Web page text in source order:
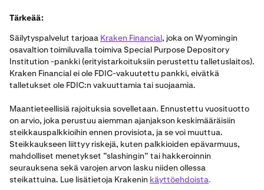
lukien kaupankäynti-, rahoitus- ja
osavaltion Division of Banking -komissaari ryhtyy
tiettyihin toimenpiteisiin asiakkaiden suojelemiseksi
(mukaan lukien likvidointimenettelyn toteuttaminen
pankin asioiden selvittämiseksi). Tällaisen menettelyn
yhteydessä säilytystilillä olevia varoja ei voi käyttää
sellaisten velkojien vaatimuksiin, jotka eivät liity asiaan,
Tärkeää:
Säilytyspalvelut tarjoaa Kraken Financial, joka on Wyomingin
osavaltion toimiluvalla toimiva Special Purpose Depository
Institution -pankki (erityistarkoituksiin perustettu talletuslaitos).
Kraken Financial ei ole FDIC-vakuutettu pankki, eivätkä
talletukset ole FDIC:n vakuuttamia tai suojaamia.
Maantieteellisiä rajoituksia sovelletaan. Ennustettu vuosituotto
on arvio, joka perustuu aiemman ajanjakson keskimääräisiin
steikkauspalkkioihin ennen provisiota, ja se voi muuttua.
Steikkaukseen liittyy riskejä, kuten palkkioiden epävarmuus,
mahdolliset menetykset ”slashingin” tai hakkeroinnin
seurauksena sekä varojen arvon lasku niiden ollessa
steikattuina. Lue lisätietoja Krakenin käyttöehdoista.